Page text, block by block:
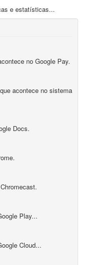
e estatísticas...
no Google Pay.
acontece no sistema
Docs.
Play...
Cloud...